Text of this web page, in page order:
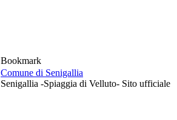
Bookmark
Comune di Senigallia
Senigallia -Spiaggia di Velluto- Sito ufficiale